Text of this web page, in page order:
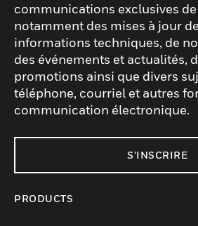
communications exclusives
notamment des mises à jour
informations techniques, de
des événements et actualités,
promotions ainsi que divers
téléphone, courriel et autres
communication électronique.
S'INSCRIRE
PRODUCTS